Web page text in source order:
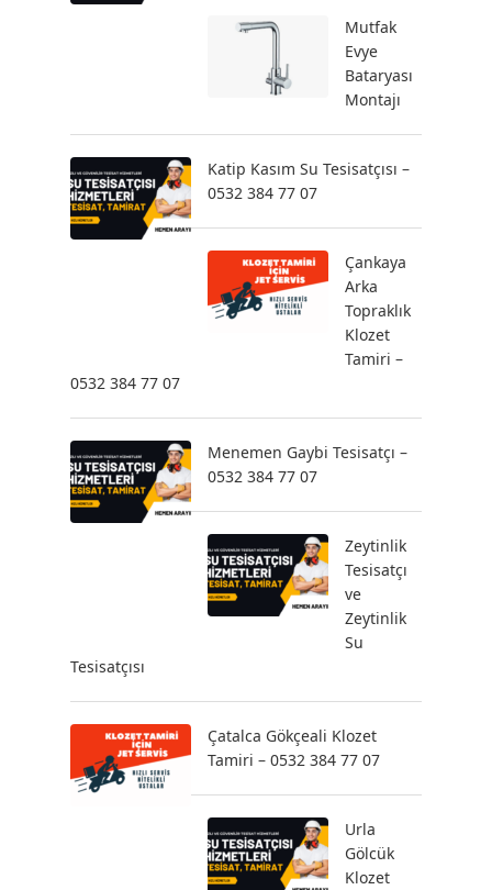
Mutfak
Evye
Bataryası
Montajı
Katip Kasım Su Tesisatçısı –
0532 384 77 07
Çankaya
Arka
Topraklık
Klozet
Tamiri –
0532 384 77 07
Menemen Gaybi Tesisatçı –
0532 384 77 07
Zeytinlik
Tesisatçı
ve
Zeytinlik
Su
Tesisatçısı
Çatalca Gökçeali Klozet
Tamiri – 0532 384 77 07
Urla
Gölcük
Klozet